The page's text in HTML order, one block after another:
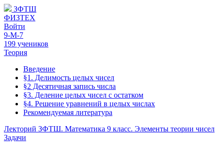
ЗФТШ
ФИЗТЕХ
Войти
9-М-7
199 учеников
Теория
Введение
§1. Делимость целых чисел
§2 Десятичная запись числа
§3. Деление целых чисел с остатком
§4. Решение уравнений в целых числах
Рекомендуемая литература
Лекторий ЗФТШ. Математика 9 класс. Элементы теории чисел
Задачи